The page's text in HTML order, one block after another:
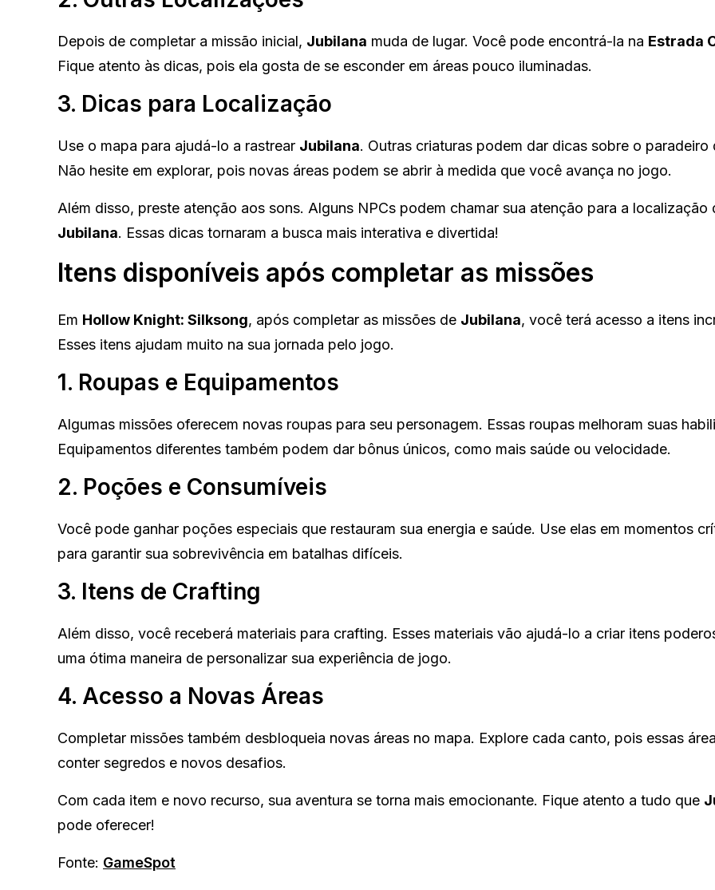
Depois de completar a missão inicial, Jubilana muda de lugar. Você pode encontrá-la na Estrada
Fique atento às dicas, pois ela gosta de se esconder em áreas pouco iluminadas.
3. Dicas para Localização
Use o mapa para ajudá-lo a rastrear Jubilana. Outras criaturas podem dar dicas sobre o paradeiro
Não hesite em explorar, pois novas áreas podem se abrir à medida que você avança no jogo.
Além disso, preste atenção aos sons. Alguns NPCs podem chamar sua atenção para a localização
Jubilana. Essas dicas tornaram a busca mais interativa e divertida!
Itens disponíveis após completar as missões
Em Hollow Knight: Silksong, após completar as missões de Jubilana, você terá acesso a itens
Esses itens ajudam muito na sua jornada pelo jogo.
1. Roupas e Equipamentos
Algumas missões oferecem novas roupas para seu personagem. Essas roupas melhoram suas
Equipamentos diferentes também podem dar bônus únicos, como mais saúde ou velocidade.
2. Poções e Consumíveis
Você pode ganhar poções especiais que restauram sua energia e saúde. Use elas em momentos
para garantir sua sobrevivência em batalhas difíceis.
3. Itens de Crafting
Além disso, você receberá materiais para crafting. Esses materiais vão ajudá-lo a criar itens
uma ótima maneira de personalizar sua experiência de jogo.
4. Acesso a Novas Áreas
Completar missões também desbloqueia novas áreas no mapa. Explore cada canto, pois essas
conter segredos e novos desafios.
Com cada item e novo recurso, sua aventura se torna mais emocionante. Fique atento a tudo que
pode oferecer!
Fonte: GameSpot